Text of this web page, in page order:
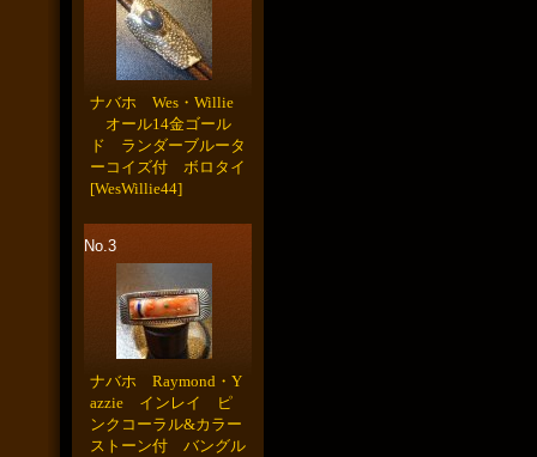
ナバホ Wes・Willie
オール14金ゴール
ド ランダーブルータ
ーコイズ付 ボロタイ
[WesWillie44]
No.3
ナバホ Raymond・Y
azzie インレイ ピ
ンクコーラル&カラー
ストーン付 バングル